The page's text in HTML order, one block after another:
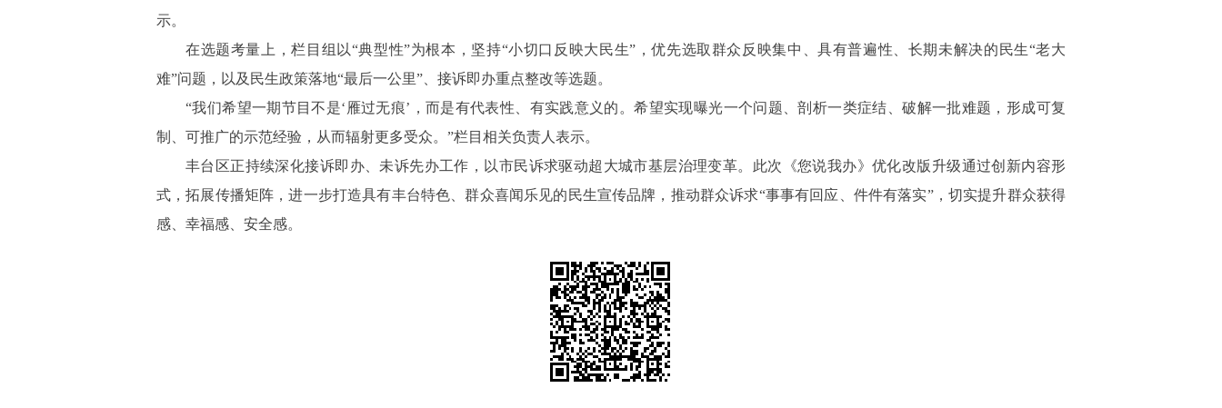
示。
在选题考量上，栏目组以“典型性”为根本，坚持“小切口反映大民生”，优先选取群众反映集中、具有普遍性、长期未解决的民生“老大
难”问题，以及民生政策落地“最后一公里”、接诉即办重点整改等选题。
“我们希望一期节目不是‘雁过无痕’，而是有代表性、有实践意义的。希望实现曝光一个问题、剖析一类症结、破解一批难题，形成可复
制、可推广的示范经验，从而辐射更多受众。”栏目相关负责人表示。
丰台区正持续深化接诉即办、未诉先办工作，以市民诉求驱动超大城市基层治理变革。此次《您说我办》优化改版升级通过创新内容形
式，拓展传播矩阵，进一步打造具有丰台特色、群众喜闻乐见的民生宣传品牌，推动群众诉求“事事有回应、件件有落实”，切实提升群众获得
感、幸福感、安全感。